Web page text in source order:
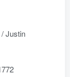
Justin